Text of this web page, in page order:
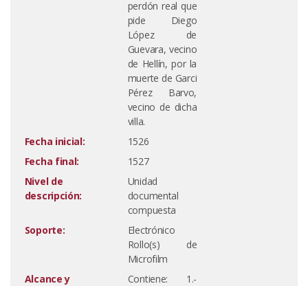
perdón real que
pide Diego
López de
Guevara, vecino
de Hellín, por la
muerte de Garci
Pérez Barvo,
vecino de dicha
villa.
Fecha inicial:
1526
Fecha final:
1527
Nivel de
descripción:
Unidad
documental
compuesta
Soporte:
Electrónico
Rollo(s) de
Microfilm
Alcance y
Contiene: 1.-